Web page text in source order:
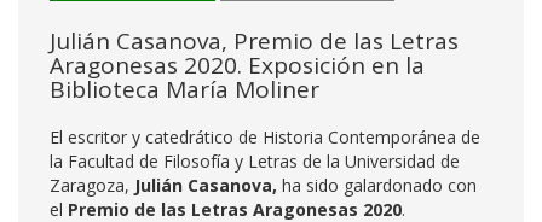
Julián Casanova, Premio de las Letras
Aragonesas 2020. Exposición en la
Biblioteca María Moliner
El escritor y catedrático de Historia Contemporánea de
la Facultad de Filosofía y Letras de la Universidad de
Zaragoza, Julián Casanova, ha sido galardonado con
el Premio de las Letras Aragonesas 2020.